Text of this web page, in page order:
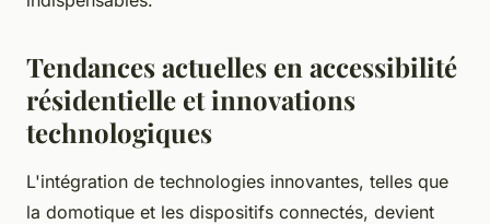
Tendances actuelles en accessibilité
résidentielle et innovations
technologiques
L'intégration de technologies innovantes, telles que
la domotique et les dispositifs connectés, devient